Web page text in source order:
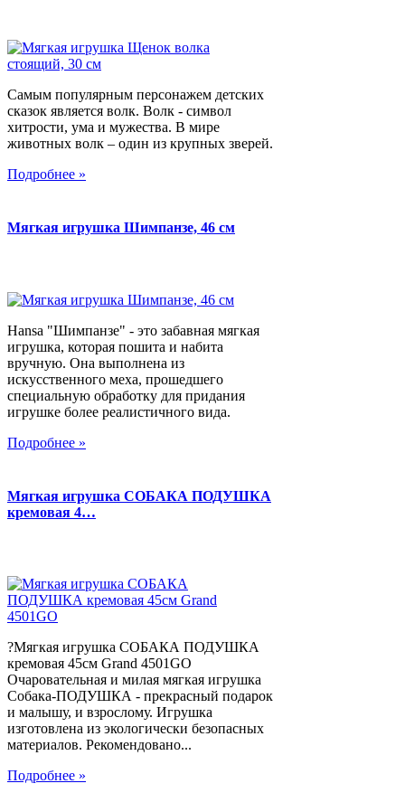
Самым популярным персонажем детских
сказок является волк. Волк - символ
хитрости, ума и мужества. В мире
животных волк – один из крупных зверей.
Подробнее »
Мягкая игрушка Шимпанзе, 46 см
Hansa "Шимпанзе" - это забавная мягкая
игрушка, которая пошита и набита
вручную. Она выполнена из
искусственного меха, прошедшего
специальную обработку для придания
игрушке более реалистичного вида.
Подробнее »
Мягкая игрушка СОБАКА ПОДУШКА
кремовая 4…
?Мягкая игрушка СОБАКА ПОДУШКА
кремовая 45см Grand 4501GO
Очаровательная и милая мягкая игрушка
Собака-ПОДУШКА - прекрасный подарок
и малышу, и взрослому. Игрушка
изготовлена из экологически безопасных
материалов. Рекомендовано...
Подробнее »